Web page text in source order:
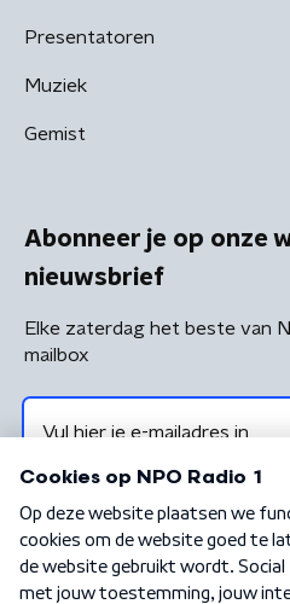
Presentatoren
Muziek
Gemist
Abonneer je op onze
nieuwsbrief
Elke zaterdag het beste van
mailbox
Algemene voorwaarden